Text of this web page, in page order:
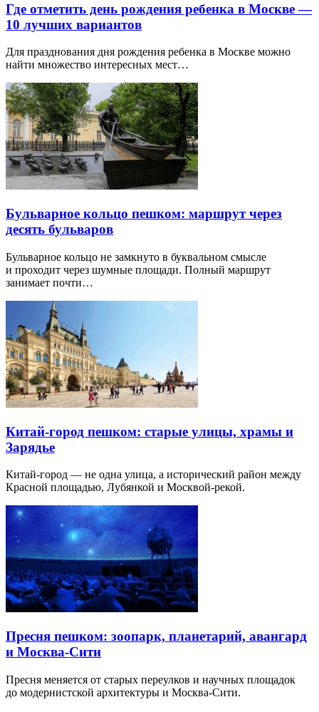
Где отметить день рождения ребенка в Москве —
10 лучших вариантов
Для празднования дня рождения ребенка в Москве можно
найти множество интересных мест…
Бульварное кольцо пешком: маршрут через
десять бульваров
Бульварное кольцо не замкнуто в буквальном смысле
и проходит через шумные площади. Полный маршрут
занимает почти…
Китай-город пешком: старые улицы, храмы и
Зарядье
Китай-город — не одна улица, а исторический район между
Красной площадью, Лубянкой и Москвой-рекой.
Пресня пешком: зоопарк, планетарий, авангард
и Москва-Сити
Пресня меняется от старых переулков и научных площадок
до модернистской архитектуры и Москва-Сити.